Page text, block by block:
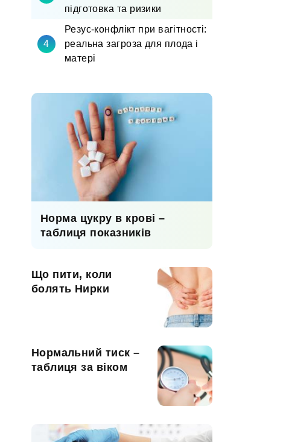
підготовка та ризики
Резус-конфлікт при вагітності:
реальна загроза для плода і
матері
Норма цукру в крові –
таблиця показників
Що пити, коли
болять Нирки
Нормальний тиск –
таблиця за віком